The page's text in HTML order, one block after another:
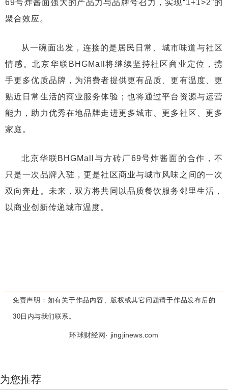
69号炸酱面强大的产品力与品牌号召力，实现“1+1>2”的
聚合效应。
从一碗面出发，连接的是居民日常、城市味道与社区
情感。北京华联BHGMall将继续坚持社区商业定位，携
手更多优质品牌，为消费者提供更有品质、更有温度、更
贴近日常生活的商业服务体验；也将通过平台资源与运营
能力，助力优秀在地品牌走进更多城市、更多社区、更多
家庭。
北京华联BHGMall与方砖厂69号炸酱面的合作，不
只是一次品牌入驻，更是社区商业与城市风味之间的一次
双向奔赴。未来，双方将共同以品质餐饮服务邻里生活，
以商业创新传递城市温度。
免责声明： 如有关于作品内容、版权或其它问题请于作品发布后的
30日内与我们联系。
环球财经网· jingjinews.com
为您推荐